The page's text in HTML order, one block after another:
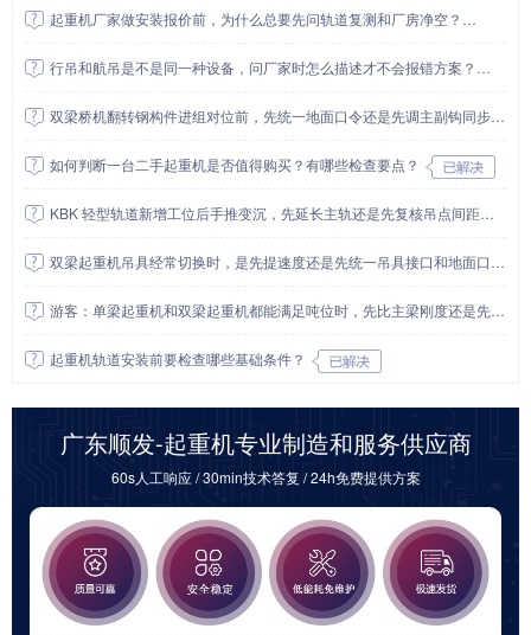
起重机厂家做安装报价前，为什么总要先问轨道复测和厂房净空？
行吊和航吊是不是同一种设备，问厂家时怎么描述才不会报错方案？
双梁桥机翻转钢构件进组对位前，先统一地面口令还是先调主副钩同步？
如何判断一台二手起重机是否值得购买？有哪些检查要点？
KBK 轻型轨道新增工位后手推变沉，先延长主轨还是先复核吊点间距和悬挂梁刚度？
双梁起重机吊具经常切换时，是先提速度还是先统一吊具接口和地面口令？
游客：单梁起重机和双梁起重机都能满足吨位时，先比主梁刚度还是先比后期检修成本？
起重机轨道安装前要检查哪些基础条件？
广东顺发-起重机专业制造和服务供应商
60s人工响应 / 30min技术答复 / 24h免费提供方案